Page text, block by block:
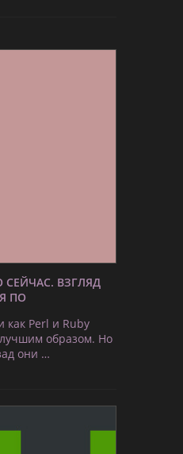
ВЗГЛЯД
ПО
как Perl и Ruby
образом. Но
они …